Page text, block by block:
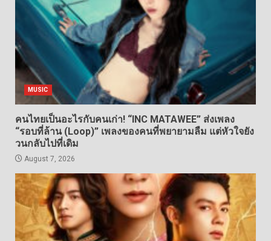
MUSIC
คนไทยเป็นอะไรกับคนเก่า! “INC MATAWEE” ส่งเพลง
“รอบที่ล้าน (Loop)” เพลงของคนที่พยายามลืม แต่หัวใจยัง
วนกลับไปที่เดิม
August 7, 2026